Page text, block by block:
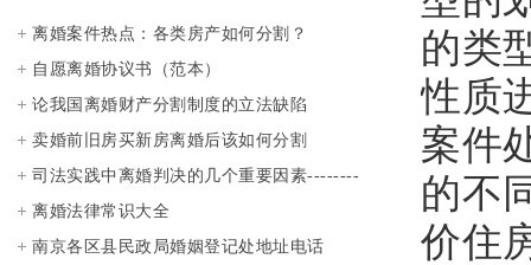
离婚案件热点：各类房产如何分割？
自愿离婚协议书（范本）
论我国离婚财产分割制度的立法缺陷
卖婚前旧房买新房离婚后该如何分割
司法实践中离婚判决的几个重要因素--------
-对30个离婚案例的实证分析
离婚法律常识大全
南京各区县民政局婚姻登记处地址电话
的类
性质
案件
的不
价住